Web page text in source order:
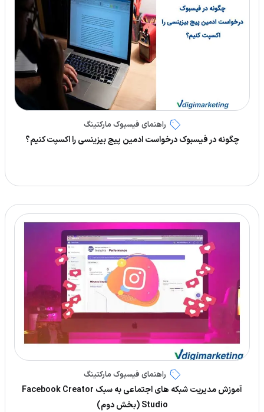
راهنمای فیسبوک مارکتینگ
چگونه در فیسبوک درخواست ادمین پیج بیزینسی را اکسپت کنیم؟
راهنمای فیسبوک مارکتینگ
آموزش مدیریت شبکه های اجتماعی به سبک Facebook Creator
Studio (بخش دوم)